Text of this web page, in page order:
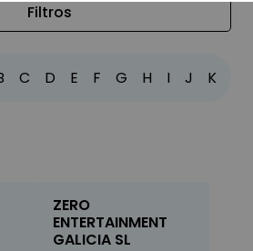
Filtros
C D E F G H I J K
ZERO
ENTERTAINMENT
GALICIA SL